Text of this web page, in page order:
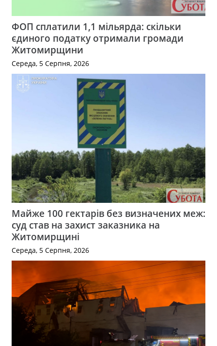
ФОП сплатили 1,1 мільярда: скільки
єдиного податку отримали громади
Житомирщини
Середа, 5 Серпня, 2026
Майже 100 гектарів без визначених меж:
суд став на захист заказника на
Житомирщині
Середа, 5 Серпня, 2026